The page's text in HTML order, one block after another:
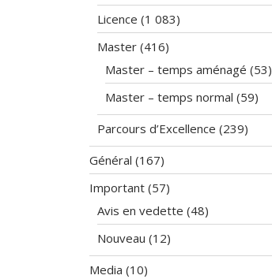
Licence (1 083)
Master (416)
Master – temps aménagé (53)
Master – temps normal (59)
Parcours d’Excellence (239)
Général (167)
Important (57)
Avis en vedette (48)
Nouveau (12)
Media (10)